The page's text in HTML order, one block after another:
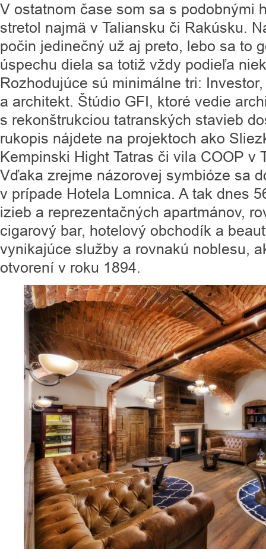
V ostatnom čase som sa s podobnými
stretol najmä v Taliansku či Rakúsku.
počin jedinečný už aj preto, lebo sa to
úspechu diela sa totiž vždy podieľa
Rozhodujúce sú minimálne tri:
a architekt. Štúdio GFI, ktoré vedie
s rekonštrukciou tatranských stavieb
rukopis nájdete na projektoch ako
Kempinski Hight Tatras či vila COOP v
Vďaka zrejme názorovej symbióze sa
v prípade Hotela Lomnica. A tak dnes
izieb a reprezentačných apartmánov,
cigarový bar, hotelový obchodík a
vynikajúce služby a rovnakú noblesu,
otvorení v roku 1894.